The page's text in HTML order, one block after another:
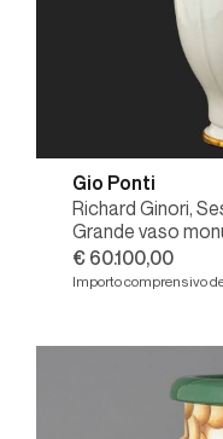
Gio Ponti
Richard Ginori,
Grande vaso
€ 60.100,00
Importo comprensivo